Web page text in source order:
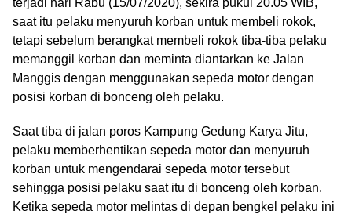
saat itu pelaku menyuruh korban untuk membeli rokok,
tetapi sebelum berangkat membeli rokok tiba-tiba pelaku
memanggil korban dan meminta diantarkan ke Jalan
Manggis dengan menggunakan sepeda motor dengan
posisi korban di bonceng oleh pelaku.
Saat tiba di jalan poros Kampung Gedung Karya Jitu,
pelaku memberhentikan sepeda motor dan menyuruh
korban untuk mengendarai sepeda motor tersebut
sehingga posisi pelaku saat itu di bonceng oleh korban.
Ketika sepeda motor melintas di depan bengkel pelaku ini